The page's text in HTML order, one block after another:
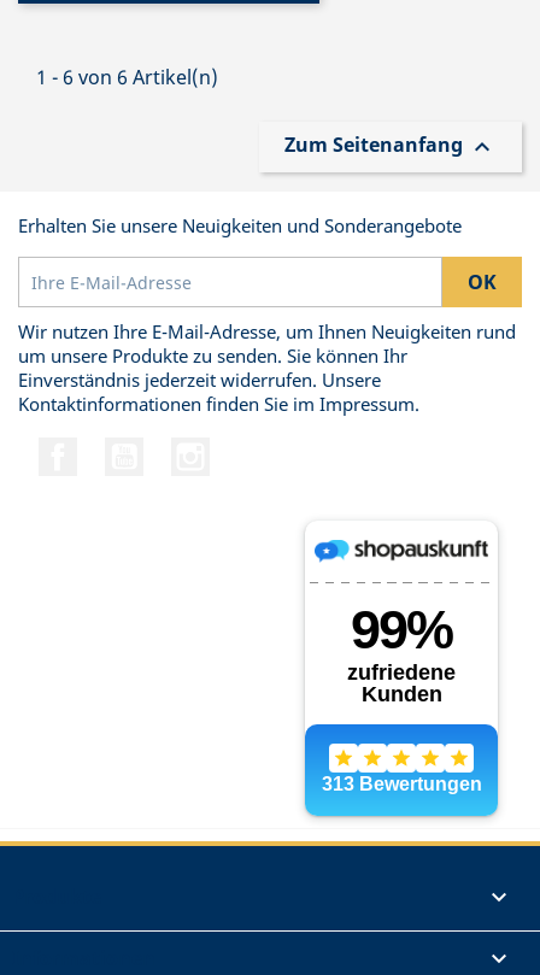
1 - 6 von 6 Artikel(n)
Zum Seitenanfang 
Erhalten Sie unsere Neuigkeiten und Sonderangebote
Wir nutzen Ihre E-Mail-Adresse, um Ihnen Neuigkeiten rund
um unsere Produkte zu senden. Sie können Ihr
Einverständnis jederzeit widerrufen. Unsere
Kontaktinformationen finden Sie im Impressum.

